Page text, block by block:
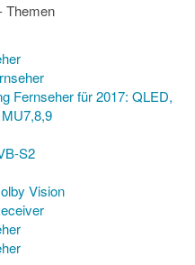
Themen
Fernseher für 2017: QLED,
S2
Vision